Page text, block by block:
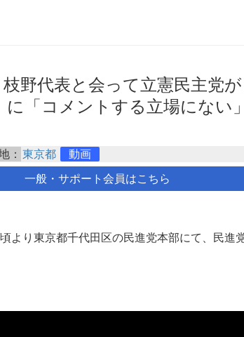
野代表と会って立憲民主党
「コメントする立場にない
： 東京都 動画
一般・サポート会員はこちら
より東京都千代田区の民進党本部にて、民進